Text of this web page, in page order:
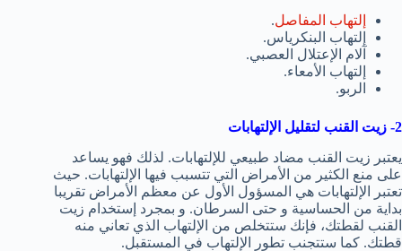
إلتهاب المفاصل.
إلتهاب البنكرياس.
آلام الإعتلال العصبي.
إلتهاب الأمعاء.
الربو.
2- زيت القنب لتقليل الإلتهابات
يعتبر زيت القنب مضاد طبيعي للإلتهابات. لذلك فهو يساعد
على منع الكثير من الأمراض التي تتسبب فيها الإلتهابات. حيث
تعتبر الإلتهابات هي المسؤول الأول عن معظم الأمراض تقريبا
بداية من الحساسية و حتى السرطان. و بمجرد إستخدام زيت
القنب لقطتك، فإنك ستتخلص من الإلتهاب الذي تعاني منه
قطتك. كما ستتجنب تطور الإلتهاب في المستقبل.